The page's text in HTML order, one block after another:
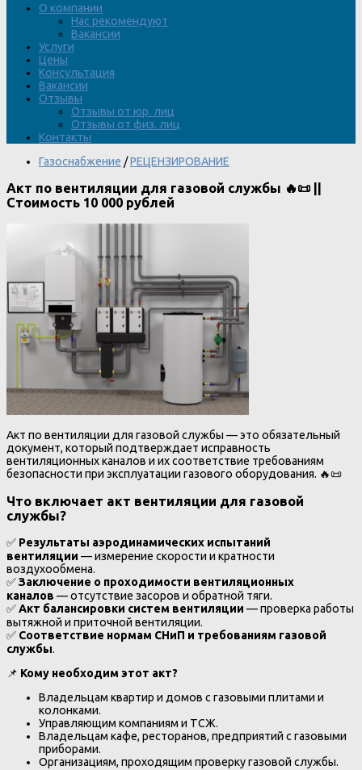
О компании
Нас рекомендуют
Вакансии
Услуги
Цены
Консультация
Вакансии
Отзывы
Отзывы от юр. лиц
Отзывы от физ. лиц
Контакты
Газоснабжение /РЕЦЕНЗИРОВАНИЕ
Акт по вентиляции для газовой службы 🔥📜 ||
Стоимость 10 000 рублей
Акт по вентиляции для газовой службы — это обязательный
документ, который подтверждает исправность
вентиляционных каналов и их соответствие требованиям
безопасности при эксплуатации газового оборудования. 🔥📜
Что включает акт вентиляции для газовой
службы?
✅ Результаты аэродинамических испытаний
вентиляции — измерение скорости и кратности
воздухообмена.
✅Заключение о проходимости вентиляционных
каналов — отсутствие засоров и обратной тяги.
✅Акт балансировки систем вентиляции — проверка работы
вытяжной и приточной вентиляции.
✅ Соответствие нормам СНиП и требованиям газовой
службы.
📌 Кому необходим этот акт?
Владельцам квартир и домов с газовыми плитами и
колонками.
Управляющим компаниям и ТСЖ.
Владельцам кафе, ресторанов, предприятий с газовыми
приборами.
Организациям, проходящим проверку газовой службы.